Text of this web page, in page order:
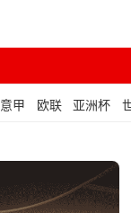
意甲 欧联 亚洲杯